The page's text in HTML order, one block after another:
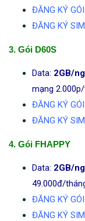
ĐĂNG KÝ GÓI
ĐĂNG KÝ
3. Gói D60S
Data: 2GB/
mạng
ĐĂNG KÝ GÓI
ĐĂNG KÝ
4. Gói FHAPPY
Data: 2GB/
49.000đ/
ĐĂNG KÝ GÓI
ĐĂNG KÝ